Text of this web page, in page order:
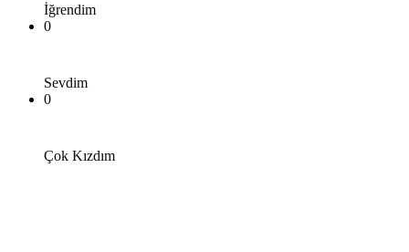
İğrendim
0
Sevdim
0
Çok Kızdım